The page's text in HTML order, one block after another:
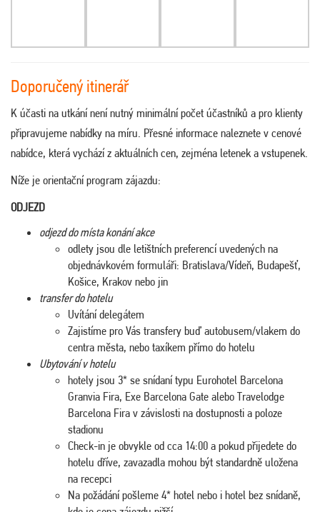
Doporučený itinerář
K účasti na utkání není nutný minimální počet účastníků a pro klienty
připravujeme nabídky na míru. Přesné informace naleznete v cenové
nabídce, která vychází z aktuálních cen, zejména letenek a vstupenek.
Níže je orientační program zájazdu:
ODJEZD
odjezd do místa konání akce
odlety jsou dle letištních preferencí uvedených na
objednávkovém formuláři: Bratislava/Vídeň, Budapešť,
Košice, Krakov nebo jin
transfer do hotelu
Uvítání delegátem
Zajistíme pro Vás transfery buď autobusem/vlakem do
centra města, nebo taxíkem přímo do hotelu
Ubytování v hotelu
hotely jsou 3* se snídaní typu Eurohotel Barcelona
Granvia Fira, Exe Barcelona Gate alebo Travelodge
Barcelona Fira v závislosti na dostupnosti a poloze
stadionu
Check-in je obvykle od cca 14:00 a pokud přijedete do
hotelu dříve, zavazadla mohou být standardně uložena
na recepci
Na požádání pošleme 4* hotel nebo i hotel bez snídaně,